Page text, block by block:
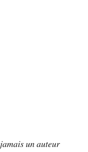
jamais un auteur